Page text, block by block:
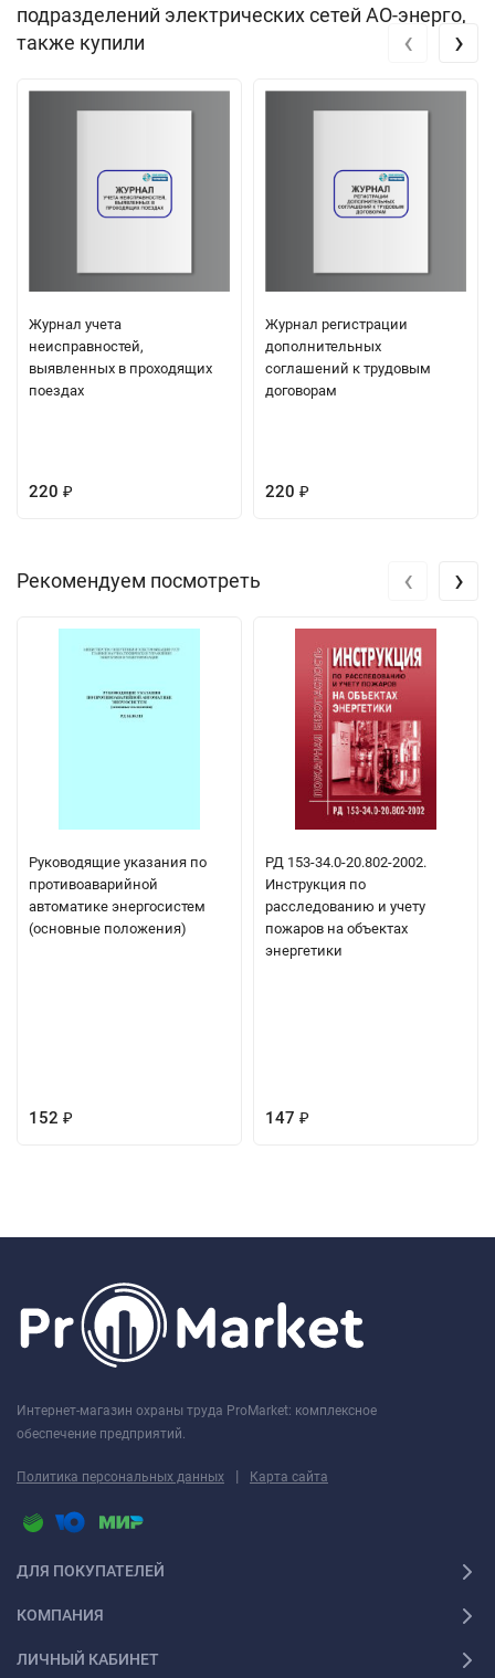
подразделений электрических сетей АО-энерго,
также купили
Журнал учета
неисправностей,
выявленных в проходящих
поездах
220 ₽
Журнал регистрации
дополнительных
соглашений к трудовым
договорам
220 ₽
‹ ›
Рекомендуем посмотреть
Руководящие указания по
противоаварийной
автоматике энергосистем
(основные положения)
152 ₽
РД 153-34.0-20.802-2002.
Инструкция по
расследованию и учету
пожаров на объектах
энергетики
147 ₽
‹ ›
Интернет-магазин охраны труда ProMarket: комплексное
обеспечение предприятий.
Политика персональных данных | Карта сайта
ДЛЯ ПОКУПАТЕЛЕЙ
КОМПАНИЯ
ЛИЧНЫЙ КАБИНЕТ